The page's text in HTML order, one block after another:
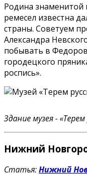
Родина знаменитой
ремесел известна
страны. Советуем
Александра
побывать в
городецкого
роспись».
Здание музея -
Нижний
Статья:Нижний